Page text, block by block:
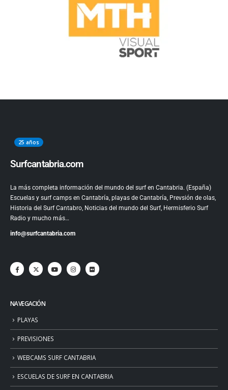
25 años
Surfcantabria.com
La más completa información del mundo del surf en Cantabria. (España)
Escuelas y surf camps en Cantabría, playas de Cantabría, Prevsión de olas,
Historia del Surf Cantabro, Noticias del mundo del Surf, Hermisferio Surf
Radio y mucho más…
info@surfcantabria.com
NAVEGACIÓN
PLAYAS
PREVISIONES
WEBCAMS SURF CANTABRIA
ESCUELAS DE SURF EN CANTABRIA